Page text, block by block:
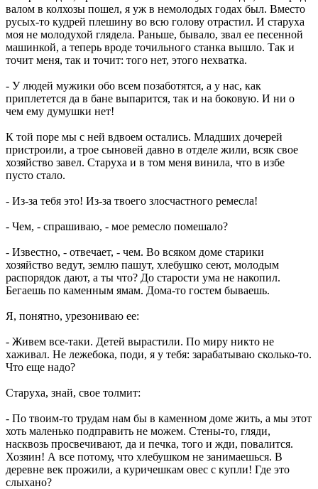
валом в колхозы пошел, я уж в немолодых годах был. Вместо
русых-то кудрей плешину во всю голову отрастил. И старуха
моя не молодухой глядела. Раньше, бывало, звал ее песенной
машинкой, а теперь вроде точильного станка вышло. Так и
точит меня, так и точит: того нет, этого нехватка.
- У людей мужики обо всем позаботятся, а у нас, как
приплетется да в бане выпарится, так и на боковую. И ни о
чем ему думушки нет!
К той поре мы с ней вдвоем остались. Младших дочерей
пристроили, а трое сыновей давно в отделе жили, всяк свое
хозяйство завел. Старуха и в том меня винила, что в избе
пусто стало.
- Из-за тебя это! Из-за твоего злосчастного ремесла!
- Чем, - спрашиваю, - мое ремесло помешало?
- Известно, - отвечает, - чем. Во всяком доме старики
хозяйство ведут, землю пашут, хлебушко сеют, молодым
распорядок дают, а ты что? До старости ума не накопил.
Бегаешь по каменным ямам. Дома-то гостем бываешь.
Я, понятно, урезониваю ее:
- Живем все-таки. Детей вырастили. По миру никто не
хаживал. Не лежебока, поди, я у тебя: зарабатываю сколько-то.
Что еще надо?
Старуха, знай, свое толмит:
- По твоим-то трудам нам бы в каменном доме жить, а мы этот
хоть маленько подправить не можем. Стены-то, гляди,
насквозь просвечивают, да и печка, того и жди, повалится.
Хозяин! А все потому, что хлебушком не занимаешься. В
деревне век прожили, а куричешкам овес с купли! Где это
слыхано?